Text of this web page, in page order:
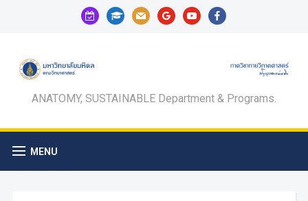
calendar-
check-
graduation-
cap
mail googleyoutubefacebook
ANATOMY, SUSTAINABLE Department & Programs.
MENU